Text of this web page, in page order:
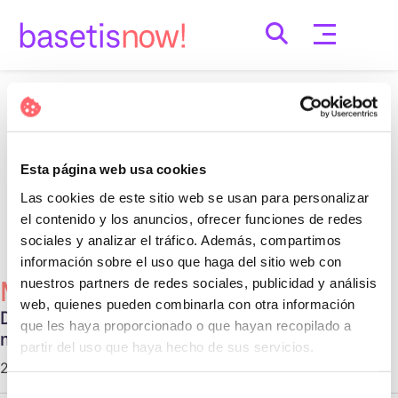
Esta página web usa cookies
Las cookies de este sitio web se usan para personalizar
el contenido y los anuncios, ofrecer funciones de redes
sociales y analizar el tráfico. Además, compartimos
información sobre el uso que haga del sitio web con
nuestros partners de redes sociales, publicidad y análisis
web, quienes pueden combinarla con otra información
que les haya proporcionado o que hayan recopilado a
partir del uso que haya hecho de sus servicios.
Selección
Nothing Found
Perhaps searching can help.
Cerca:
Més Populars
Diferentes tipos de relaciones no
monogámicas
29 d'octubre de 2020 |Communication